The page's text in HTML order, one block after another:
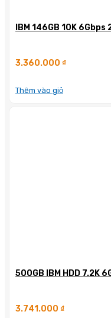
IBM 146GB 10K 6Gbps
3.360.000 ₫
Thêm vào giỏ
500GB IBM HDD 7.2K
3.741.000 ₫